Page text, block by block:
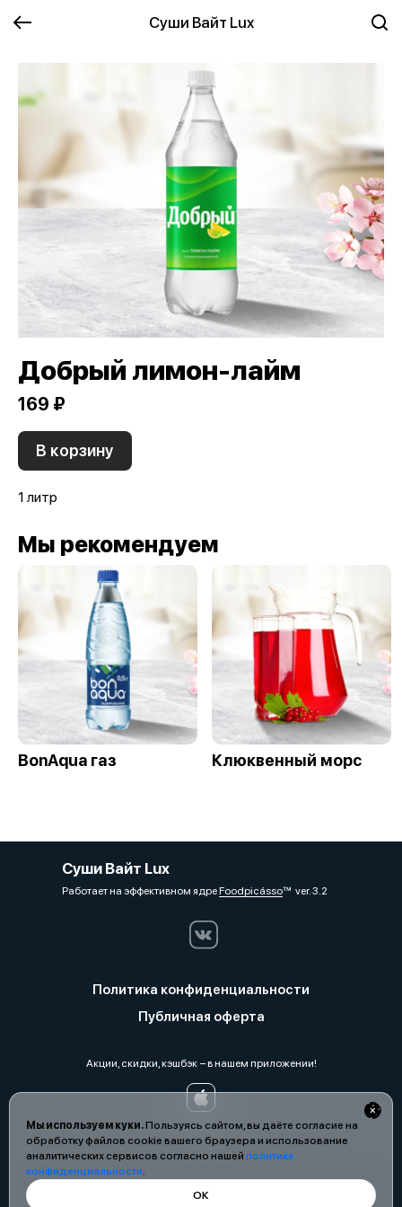
Суши Вайт Lux
Мы используем куки.Пользуясь сайтом, вы даёте согласие на
обработку файлов cookie вашего браузера и использование
аналитических сервисов согласно нашей политике
конфиденциальности.
ОК
Добрый лимон-лайм
169 ₽
В корзину
1 литр
Мы рекомендуем
BonAqua газ Клюквенный морс
Суши Вайт Lux
Работает на эффективном ядреFoodpicássover. 3.2
Политика конфиденциальности
Публичная оферта
Акции, скидки, кэшбэк − в нашем приложении!